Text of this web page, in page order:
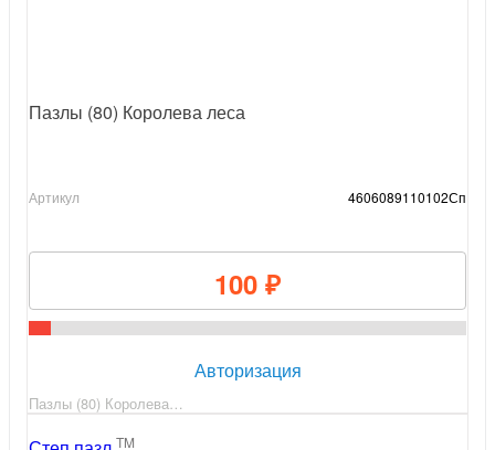
Пазлы (80) Королева леса
Артикул 4606089110102Сп
100 ₽
Авторизация
Пазлы (80) Королева…
TM